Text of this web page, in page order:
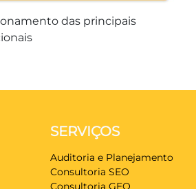
das principais
SERVIÇOS
Auditoria e Planejamento
Consultoria SEO
Consultoria GEO